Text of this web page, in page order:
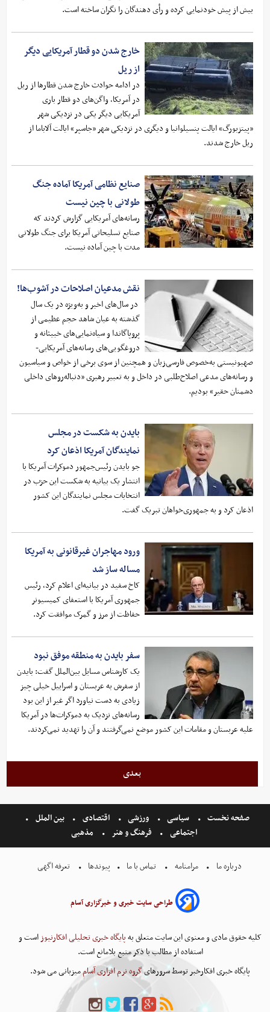
بیش از پیش خودنمایی کرده و رأی دهندگان را نگران ساخته است.
خارج شدن دو قطار آمریکایی دیگر
از ریل
در ادامه حوادث خارج شدن قطارها از ریل
در آمریکا، واگن‌های دو قطار باری
آمریکایی دیگر یکی در نزدیکی شهر
«پیتزبورگ» ایالت پنسیلوانیا و دیگری در نزدیکی شهر «جاسپر» ایالت آلاباما از
ریل خارج شدند.
صنایع نظامی آمریکا آماده جنگ
طولانی با چین نیست
رسانه‌های آمریکایی گزارش کردند که
صنایع تسلیحاتی آمریکا برای جنگ طولانی
مدت با چین آماده نیست.
نقش مدعیان اصلاحات در آشوب‌ها!
در سال‌های اخیر و به‌ویژه در یک سال
گذشته به عیان شاهد حجم عظیمی از
پروپاگاندا و سیاه‌نمایی‌های خبیثانه و
دروغگویی‌های رسانه‌های آمریکایی-
صهیونیستی به‌خصوص فارسی‌زبان و همچنین از سوی برخی از خواص و سیاسیون
و رسانه‌های مدعی اصلاح‌طلبی در داخل و به تعبیر رهبری «دنباله‌روهای داخلی
دشمنان حقیر» بودیم.
بایدن به شکست در مجلس
نمایندگان آمریکا اذعان کرد
جو بایدن رئیس‌جمهور دموکرات آمریکا با
انتشار یک بیانیه به شکست این حزب در
انتخابات مجلس نمایندگان این کشور
اذعان کرد و به جمهوری‌خواهان تبریک گفت.
ورود مهاجران غیرقانونی به آمریکا
مساله ساز شد
کاخ سفید در بیانیه‌ای اعلام کرد، رئیس
جمهوری آمریکا با استعفای کمیسیونر
حفاظت از مرز و گمرک موافقت کرد.
سفر بایدن به منطقه موفق نبود
یک کارشناس مسایل بین‌الملل گفت: بایدن
از سفرش به عربستان و اسراییل خیلی چیز
زیادی به دست نیاورد اگر غیر از این بود
رسانه‌های نزدیک به دموکرات‌ها در آمریکا
علیه عربستان و مقامات این کشور موضع نمی‌گرفتند و آن را تهدید نمی‌کردند.
بعدی
صفحه نخست سیاسی ورزشی اقتصادی
بین الملل
اجتماعی
فرهنگ و هنر مذهبی
درباره ما مرامنامه تماس با ما پیوندها تعرفه اگهی
طراحی سایت خبری و خبرگزاری آسام
کلیه حقوق مادی و معنوی این سایت متعلق بهپایگاه خبری تحلیلی افکارنیوزاست و
استفاده از مطالب با ذکر منبع بلامانع است.
پایگاه خبری افکارخبر توسط سرورهایگروه نرم افزاری آساممیزبانی می شود.